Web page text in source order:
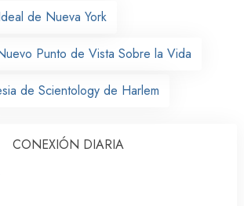
de Nueva York
Punto de Vista Sobre la Vida
de Scientology de Harlem
CONEXIÓN DIARIA